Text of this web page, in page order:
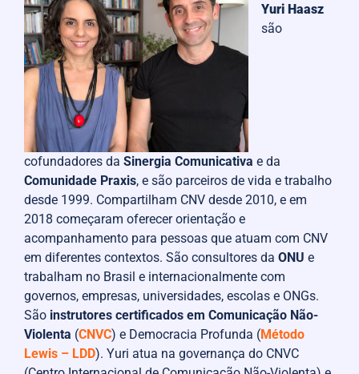
Yuri Haasz
são
cofundadores da Sinergia Comunicativa e da
Comunidade Praxis, e são parceiros de vida e trabalho
desde 1999. Compartilham CNV desde 2010, e em
2018 começaram oferecer orientação e
acompanhamento para pessoas que atuam com CNV
em diferentes contextos. São consultores da ONU e
trabalham no Brasil e internacionalmente com
governos, empresas, universidades, escolas e ONGs.
São instrutores certificados em Comunicação Não-
Violenta (CNVC) e Democracia Profunda (Método
Lewis – LDD). Yuri atua na governança do CNVC